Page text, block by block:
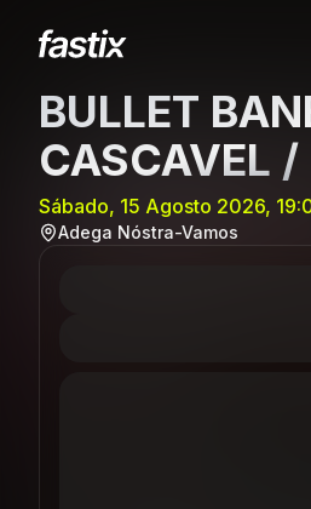
BULLET
CASCAVEL /
Sábado, 15 Agosto 2026,
Adega Nóstra-Vamos